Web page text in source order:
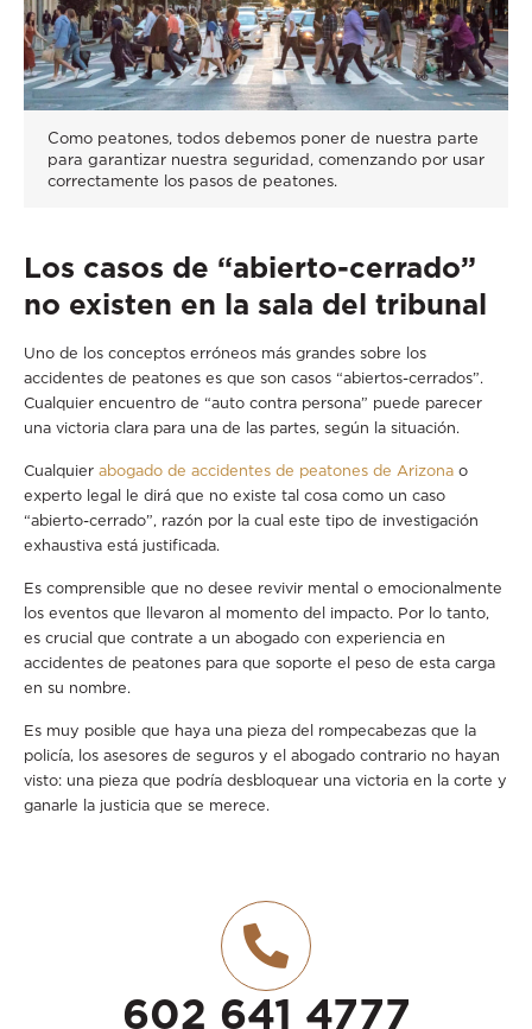
Como peatones, todos debemos poner de nuestra parte
para garantizar nuestra seguridad, comenzando por usar
correctamente los pasos de peatones.
Los casos de “abierto-cerrado”
no existen en la sala del tribunal
Uno de los conceptos erróneos más grandes sobre los
accidentes de peatones es que son casos “abiertos-cerrados”.
Cualquier encuentro de “auto contra persona” puede parecer
una victoria clara para una de las partes, según la situación.
Cualquier abogado de accidentes de peatones de Arizona o
experto legal le dirá que no existe tal cosa como un caso
“abierto-cerrado”, razón por la cual este tipo de investigación
exhaustiva está justificada.
Es comprensible que no desee revivir mental o emocionalmente
los eventos que llevaron al momento del impacto. Por lo tanto,
es crucial que contrate a un abogado con experiencia en
accidentes de peatones para que soporte el peso de esta carga
en su nombre.
Es muy posible que haya una pieza del rompecabezas que la
policía, los asesores de seguros y el abogado contrario no hayan
visto: una pieza que podría desbloquear una victoria en la corte y
ganarle la justicia que se merece.
602 641 4777